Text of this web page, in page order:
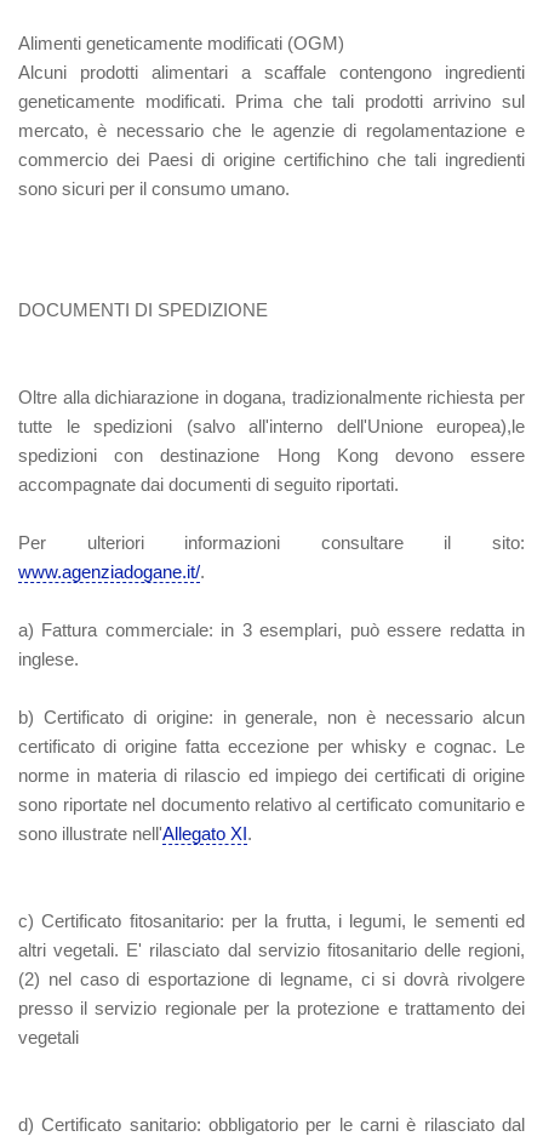
Alimenti geneticamente modificati (OGM)
Alcuni prodotti alimentari a scaffale contengono ingredienti
geneticamente modificati. Prima che tali prodotti arrivino sul
mercato, è necessario che le agenzie di regolamentazione e
commercio dei Paesi di origine certifichino che tali ingredienti
sono sicuri per il consumo umano.
DOCUMENTI DI SPEDIZIONE
Oltre alla dichiarazione in dogana, tradizionalmente richiesta per
tutte le spedizioni (salvo all'interno dell'Unione europea),le
spedizioni con destinazione Hong Kong devono essere
accompagnate dai documenti di seguito riportati.
Per ulteriori informazioni consultare il sito:
www.agenziadogane.it/.
a) Fattura commerciale: in 3 esemplari, può essere redatta in
inglese.
b) Certificato di origine: in generale, non è necessario alcun
certificato di origine fatta eccezione per whisky e cognac. Le
norme in materia di rilascio ed impiego dei certificati di origine
sono riportate nel documento relativo al certificato comunitario e
sono illustrate nell'Allegato XI.
c) Certificato fitosanitario: per la frutta, i legumi, le sementi ed
altri vegetali. E' rilasciato dal servizio fitosanitario delle regioni,
(2) nel caso di esportazione di legname, ci si dovrà rivolgere
presso il servizio regionale per la protezione e trattamento dei
vegetali
d) Certificato sanitario: obbligatorio per le carni è rilasciato dal